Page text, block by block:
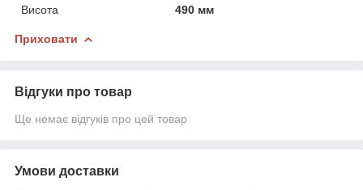
Висота
490 мм
Приховати
Відгуки про товар
Ще немає відгуків про цей товар
Умови доставки